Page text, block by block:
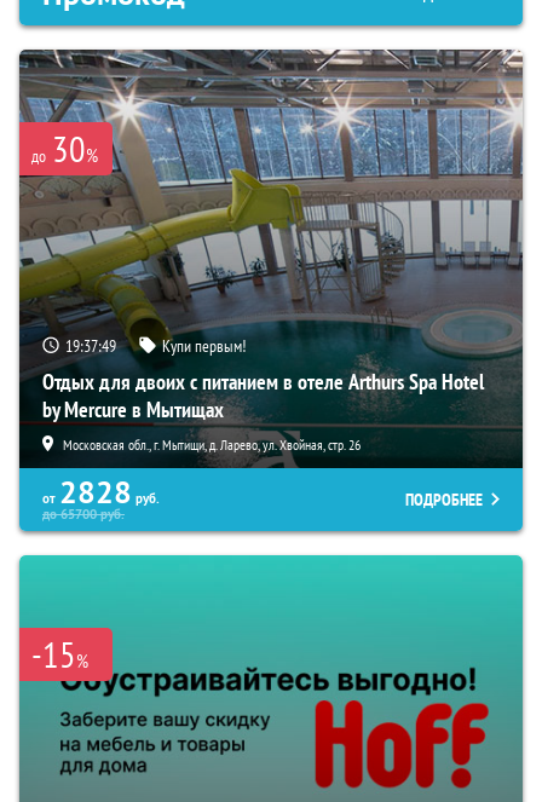
до 30%
19:37:48 Купи первым!
Отдых для двоих с питанием в отеле Arthurs Spa Hotel
by Mercure в Мытищах
Московская обл., г. Мытищи, д. Ларево, ул. Хвойная, стр. 26
от 2828 руб.
до65700руб.
ПОДРОБНЕЕ
-15%